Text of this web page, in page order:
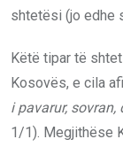
shtetësi (jo edhe
Këtë tipar të
Kosovës, e cila
i pavarur, sovran,
1/1). Megjithëse